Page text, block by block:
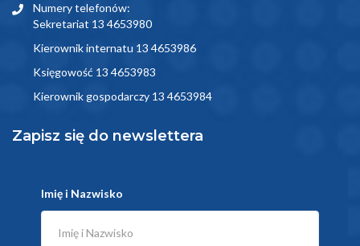
Numery telefonów:
Sekretariat 13 4653980
Kierownik internatu 13 4653986
Księgowość 13 4653983
Kierownik gospodarczy 13 4653984
Zapisz się do newslettera
Imię i Nazwisko